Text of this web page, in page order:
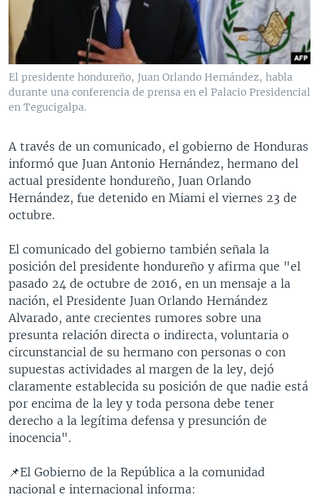
VENEZUELA
BRASIL
NICARAGUA
ECONOMÍA
ENTRETENIMIENTO Y CULTURA
TECNOLOGÍA
DEPORTES
CIENCIA Y SALUD
MULTIMEDIA
VIDEOS
FOTOGRAFÍA
AUDIOS
PROGRAMAS TV
EL MUNDO AL DÍA
FORO INTERAMERICANO
VISIÓN 360
LAS CLAVES
PANORAMA
RADIO
AVANCE INFORMATIVO
AUDIONOTICIAS
BUENOS DÍAS AMÉRICA
ESTADOS UNIDOS AL DÍA
EL MUNDO AL DÍA [RADIO]
FORO [RADIO]
DEPORTIVO INTERNACIONAL
NOTA ECONÓMICA
ENTRETENIMIENTO
DIRECT
DOCUMENTALES DE LA VOA
Learning English
SÍGANOS
Idiomas
El presidente hondureño, Juan Orlando Hernández, habla
durante una conferencia de prensa en el Palacio Presidencial
en Tegucigalpa.
A través de un comunicado, el gobierno de Honduras
informó que Juan Antonio Hernández, hermano del
actual presidente hondureño, Juan Orlando
Hernández, fue detenido en Miami el viernes 23 de
octubre.
El comunicado del gobierno también señala la
posición del presidente hondureño y afirma que "el
pasado 24 de octubre de 2016, en un mensaje a la
nación, el Presidente Juan Orlando Hernández
Alvarado, ante crecientes rumores sobre una
presunta relación directa o indirecta, voluntaria o
circunstancial de su hermano con personas o con
supuestas actividades al margen de la ley, dejó
claramente establecida su posición de que nadie está
por encima de la ley y toda persona debe tener
derecho a la legítima defensa y presunción de
inocencia".
📌El Gobierno de la República a la comunidad
nacional e internacional informa: